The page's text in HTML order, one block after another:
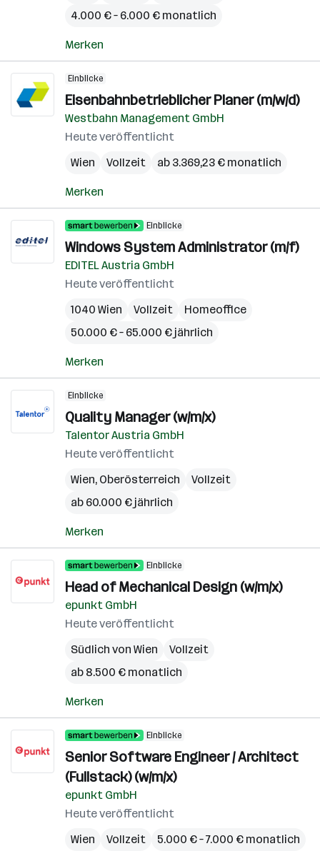
4.000 € – 6.000 € monatlich
Merken
Einblicke
Eisenbahnbetrieblicher Planer (m/w/d)
Westbahn Management GmbH
Heute veröffentlicht
Wien
Vollzeit ab 3.369,23 € monatlich
Merken
Einblicke
Windows System Administrator (m/f)
EDITEL Austria GmbH
Heute veröffentlicht
1040 Wien
Vollzeit
Homeoffice
50.000 € – 65.000 € jährlich
Merken
Einblicke
Quality Manager (w/m/x)
Talentor Austria GmbH
Heute veröffentlicht
Wien, Oberösterreich
Vollzeit
ab 60.000 € jährlich
Merken
Einblicke
Head of Mechanical Design (w/m/x)
epunkt GmbH
Heute veröffentlicht
Südlich von Wien
Vollzeit
ab 8.500 € monatlich
Merken
Einblicke
Senior Software Engineer / Architect
(Fullstack) (w/m/x)
epunkt GmbH
Heute veröffentlicht
Wien
Vollzeit 5.000 € – 7.000 € monatlich